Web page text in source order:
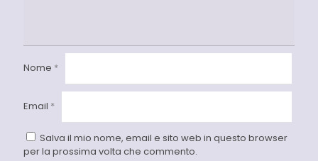
Nome *
Email *
Salva il mio nome, email e sito web in questo browser
per la prossima volta che commento.